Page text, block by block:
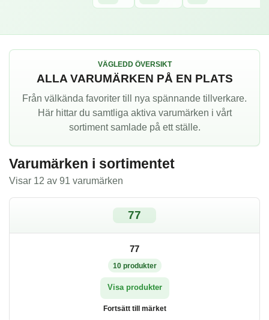
VÄGLEDD ÖVERSIKT
ALLA VARUMÄRKEN PÅ EN PLATS
Från välkända favoriter till nya spännande tillverkare.
Här hittar du samtliga aktiva varumärken i vårt
sortiment samlade på ett ställe.
Varumärken i sortimentet
Visar 12 av 91 varumärken
77
77
10 produkter
Visa produkter
Fortsätt till märket